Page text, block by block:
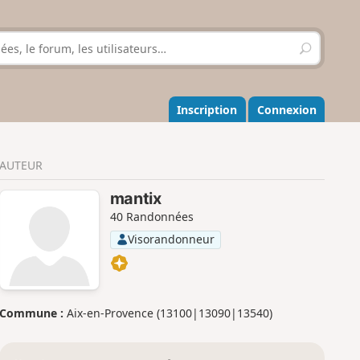
R
e
h
e
r
r
Inscription Connexion
AUTEUR
mantix
40 Randonnées
Visorandonneur
Commune : Aix-en-Provence (13100|13090|13540)